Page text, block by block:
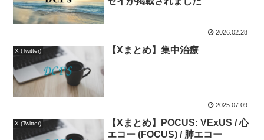
2026.02.28
X (Twitter) 【Xまとめ】集中治療
2025.07.09
X (Twitter)
【Xまとめ】POCUS: VExUS / 心
エコー (FOCUS) / 肺エコー